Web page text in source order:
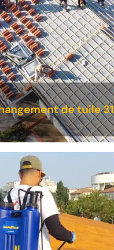
de tuile 31